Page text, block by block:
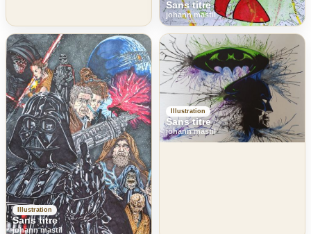
Sans titre
johann mastil
Illustration
Sans titre
johann mastil
Illustration
Sans titre
johann mastil